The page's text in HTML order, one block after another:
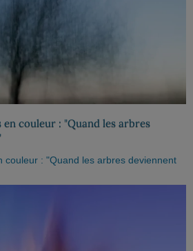
couleur : "Quand les arbres
couleur : "Quand les arbres deviennent